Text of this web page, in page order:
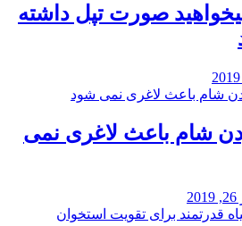
صورت تپل داشته
شام باعث لاغری نمی